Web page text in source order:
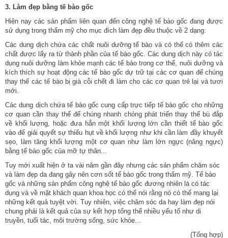
3. Làm đẹp bằng tế bào gốc
Hiện nay các sản phẩm liên quan đến công nghệ tế bào gốc đang được
sử dụng trong thẩm mỹ cho mục đích làm đẹp đều thuộc về 2 dạng:
Các dung dịch chứa các chất nuôi dưỡng tế bào và có thể có thêm các
chất được lấy ra từ thành phần của tế bào gốc. Các dung dịch này có tác
dụng nuôi dưỡng làm khỏe mạnh các tế bào trong cơ thể, nuôi dưỡng và
kích thích sự hoạt động các tế bào gốc dự trữ tại các cơ quan để chúng
thay thế các tế bào bị già cỗi chết đi làm cho các cơ quan trẻ lại và tươi
mới.
Các dung dịch chứa tế bào gốc cung cấp trực tiếp tế bào gốc cho những
cơ quan cần thay thế để chúng nhanh chóng phát triển thay thế bù đắp
về khối lượng, hoặc đưa hẳn một khối lượng lớn cần thiết tế bào gốc
vào để giải quyết sự thiếu hụt về khối lượng như khi cần làm đầy khuyết
sẹo, làm tăng khối lượng một cơ quan như làm lớn ngực (nâng ngực)
bằng tế bào gốc của mỡ tự thân...
Tuy mới xuất hiện ở ta vài năm gần đây nhưng các sản phẩm chăm sóc
và làm đẹp da đang gây nên cơn sốt tế bào gốc trong thẩm mỹ. Tế bào
gốc và những sản phẩm công nghệ tế bào gốc đương nhiên là có tác
dụng và về mặt khách quan khoa học có thể nói rằng nó có thể mang lại
những kết quả tuyệt vời. Tuy nhiên, việc chăm sóc da hay làm đẹp nói
chung phải là kết quả của sự kết hợp tổng thể nhiều yếu tố như di
truyền, tuổi tác, môi trường sống, sức khỏe...
(Tổng hợp)